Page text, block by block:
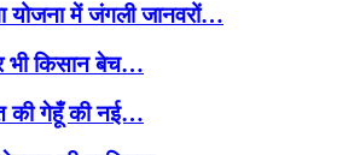
योजना में जंगली जानवरों…
भी किसान बेच…
की गेहूँ की नई…